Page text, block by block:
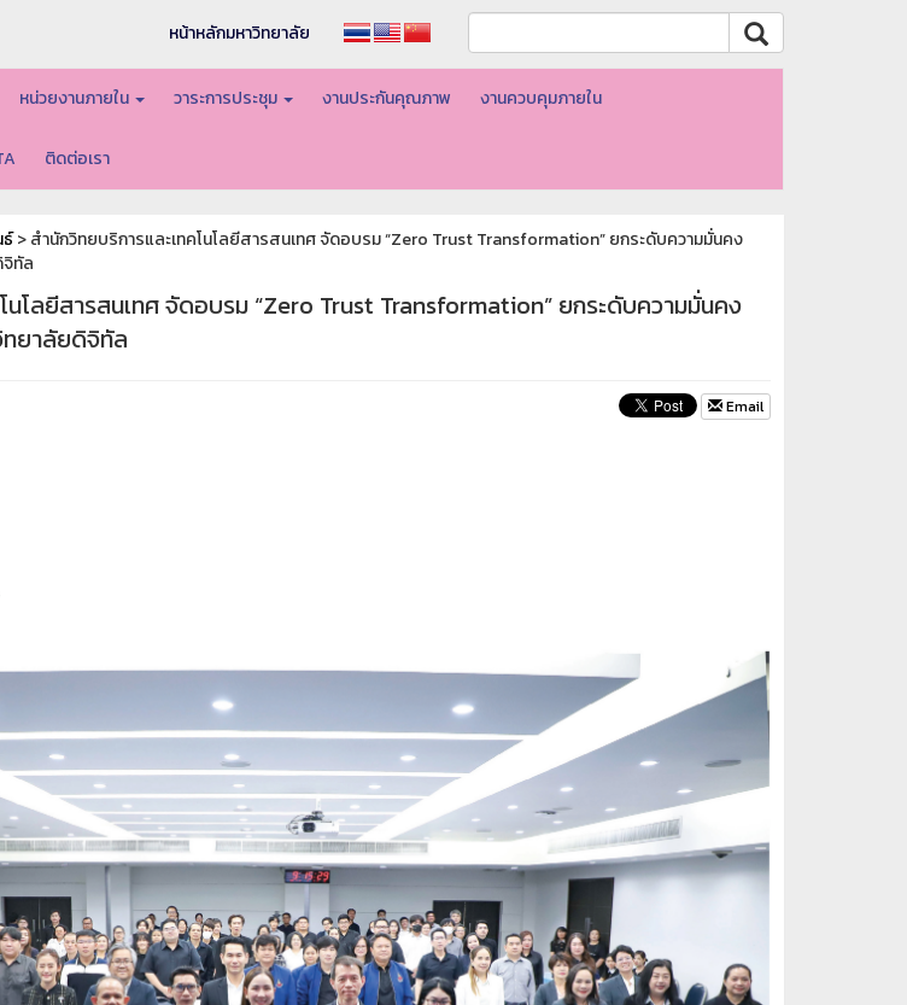
หน้าหลักมหาวิทยาลัย
หน่วยงานภายใน วาระการประชุม งานประกันคุณภาพ งานควบคุมภายใน
ติดต่อเรา
> สำนักวิทยบริการและเทคโนโลยีสารสนเทศ จัดอบรม “Zero Trust Transformation” ยกระดับความมั่นคง
ทัล
นโลยีสารสนเทศ จัดอบรม “Zero Trust Transformation” ยกระดับความมั่นคง
ยาลัยดิจิทัล
Email